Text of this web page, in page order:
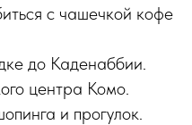
с чашечкой кофе
до Каденаббии.
центра Комо.
и прогулок.